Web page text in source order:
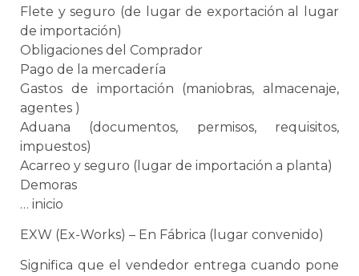
Flete y seguro (de lugar de exportación al lugar
de importación)
Obligaciones del Comprador
Pago de la mercadería
Gastos de importación (maniobras, almacenaje,
agentes )
Aduana (documentos, permisos, requisitos,
impuestos)
Acarreo y seguro (lugar de importación a planta)
Demoras
… inicio
EXW (Ex-Works) – En Fábrica (lugar convenido)
Significa que el vendedor entrega cuando pone